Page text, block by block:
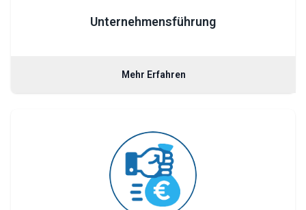
Unternehmensführung
Mehr Erfahren